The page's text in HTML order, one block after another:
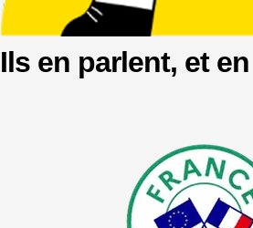
Ils en parlent, et